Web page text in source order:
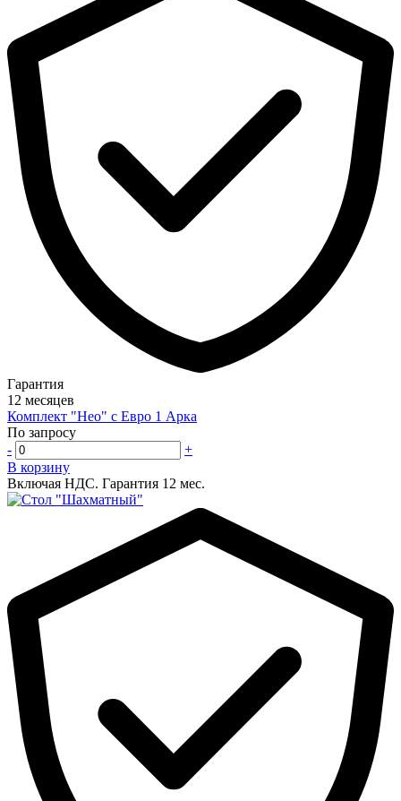
Гарантия
12 месяцев
Комплект "Нео" с Евро 1 Арка
По запросу
-
+
В корзину
Включая НДС. Гарантия 12 мес.